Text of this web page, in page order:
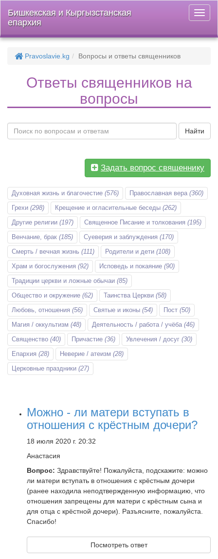
меню
Бишкекская и Кыргызстанская
епархия
Pravoslavie.kg Вопросы и ответы священников
Ответы священников на
вопросы
Найти
Задать вопрос священнику
Духовная жизнь и благочестие (576) Православная вера (360)
Грехи (298) Крещение и огласительные беседы (262)
Другие религии (197) Священное Писание и толкования (195)
Венчание, брак (185) Суеверия и заблуждения (170)
Смерть / вечная жизнь (111) Родители и дети (108)
Храм и богослужения (92) Исповедь и покаяние (90)
Традиции церкви и ложные обычаи (85)
Общество и окружение (62) Таинства Церкви (58)
Любовь, отношения (56) Святые и иконы (54) Пост (50)
Магия / оккультизм (48) Деятельность / работа / учёба (46)
Священство (40) Причастие (36) Увлечения / досуг (30)
Епархия (28) Неверие / атеизм (28)
Церковные праздники (27)
Можно - ли матери вступать в
отношения с крёстным дочери?
18 июля 2020 г. 20:32
Анастасия
Вопрос: Здравствуйте! Пожалуйста, подскажите: можно
ли матери вступать в отношения с крёстным дочери
(ранее находила неподтвержденную информацию, что
отношения запрещены для матери с крёстным сына и
для отца с крёстной дочери). Разъясните, пожалуйста.
Спасибо!
Посмотреть ответ